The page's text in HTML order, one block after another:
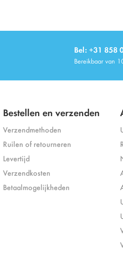
Bel: +31 858
Bereikbaar van
Bestellen en verzenden
Verzendmethoden
Ruilen of retourneren
Levertijd
Verzendkosten
Betaalmogelijkheden